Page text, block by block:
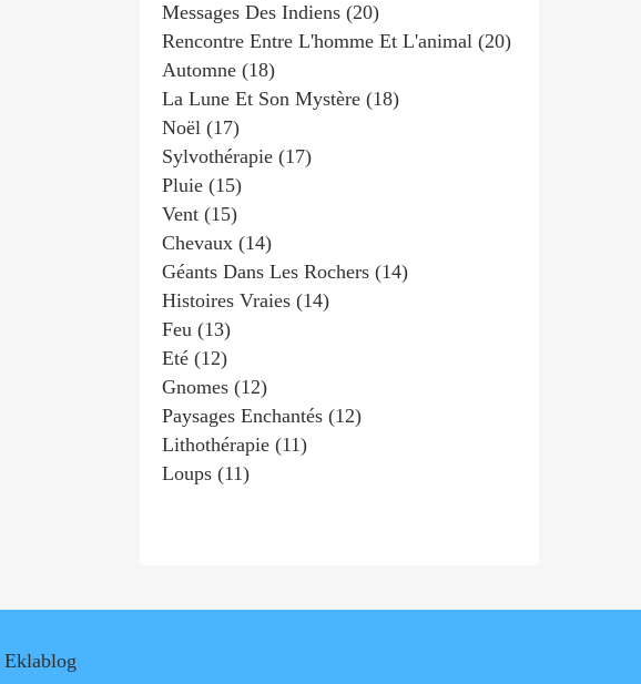
Messages Des Indiens (20)
Rencontre Entre L'homme Et L'animal (20)
Automne (18)
La Lune Et Son Mystère (18)
Noël (17)
Sylvothérapie (17)
Pluie (15)
Vent (15)
Chevaux (14)
Géants Dans Les Rochers (14)
Histoires Vraies (14)
Feu (13)
Eté (12)
Gnomes (12)
Paysages Enchantés (12)
Lithothérapie (11)
Loups (11)
Eklablog